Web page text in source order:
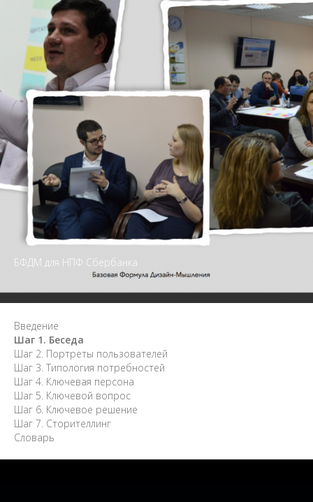
БФДМ для НПФ Сбербанка
Введение
Шаг 1. Беседа
Шаг 2. Портреты пользователей
Шаг 3. Типология потребностей
Шаг 4. Ключевая персона
Шаг 5. Ключевой вопрос
Шаг 6. Ключевое решение
Шаг 7. Сторителлинг
Словарь